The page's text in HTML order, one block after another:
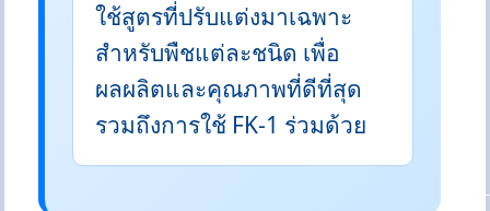
ใช้สูตรที่ปรับแต่งมาเฉพาะ
สำหรับพืชแต่ละชนิด เพื่อ
ผลผลิตและคุณภาพที่ดีที่สุด
รวมถึงการใช้ FK-1 ร่วมด้วย